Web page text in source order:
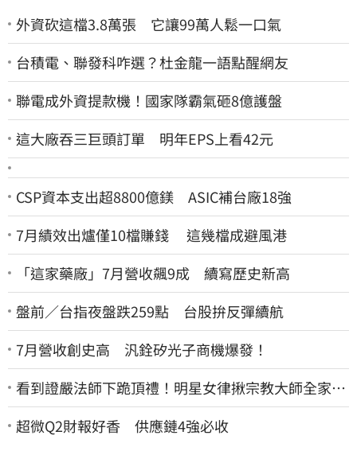
外資砍這檔3.8萬張 它讓99萬人鬆一口氣
台積電、聯發科咋選？杜金龍一語點醒網友
聯電成外資提款機！國家隊霸氣砸8億護盤
這大廠吞三巨頭訂單 明年EPS上看42元
CSP資本支出超8800億鎂 ASIC補台廠18強
7月績效出爐僅10檔賺錢 這幾檔成避風港
「這家藥廠」7月營收飆9成 續寫歷史新高
盤前／台指夜盤跌259點 台股拚反彈續航
7月營收創史高 汎銓矽光子商機爆發！
看到證嚴法師下跪頂禮！明星女律揪宗教大師全家詐
慈濟…全家爽睡黃金堆
超微Q2財報好香 供應鏈4強必收